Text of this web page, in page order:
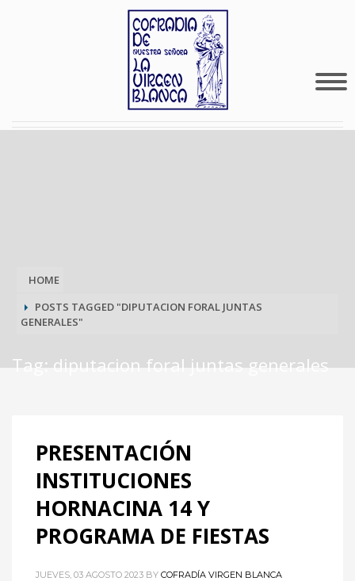
HOME
POSTS TAGGED "DIPUTACION FORAL JUNTAS
GENERALES"
Tag: diputacion foral juntas generales
PRESENTACIÓN
INSTITUCIONES
HORNACINA 14 Y
PROGRAMA DE FIESTAS
JUEVES, 03 AGOSTO 2023 BY COFRADÍA VIRGEN BLANCA